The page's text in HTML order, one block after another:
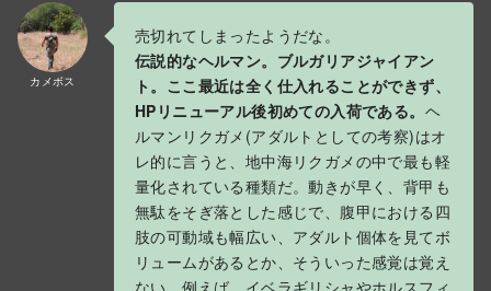
カメボス
売切れてしまったようだな。
伝説的なヘルマン。ブルガリアジャイアン
ト。ここ最近は全く仕入れることができず、
HPリニューアル後初めての入荷である。 ヘ
ルマンリクガメ(アダルトとしての考察)はオ
レ的に言うと、地中海リクガメの中で最も軽
量化されている種類だ。動きが早く、背甲も
無駄をそぎ落とした感じで、腹甲における四
肢の可動域も幅広い、アダルト個体を見てボ
リュームがあるとか、そういった感覚は覚え